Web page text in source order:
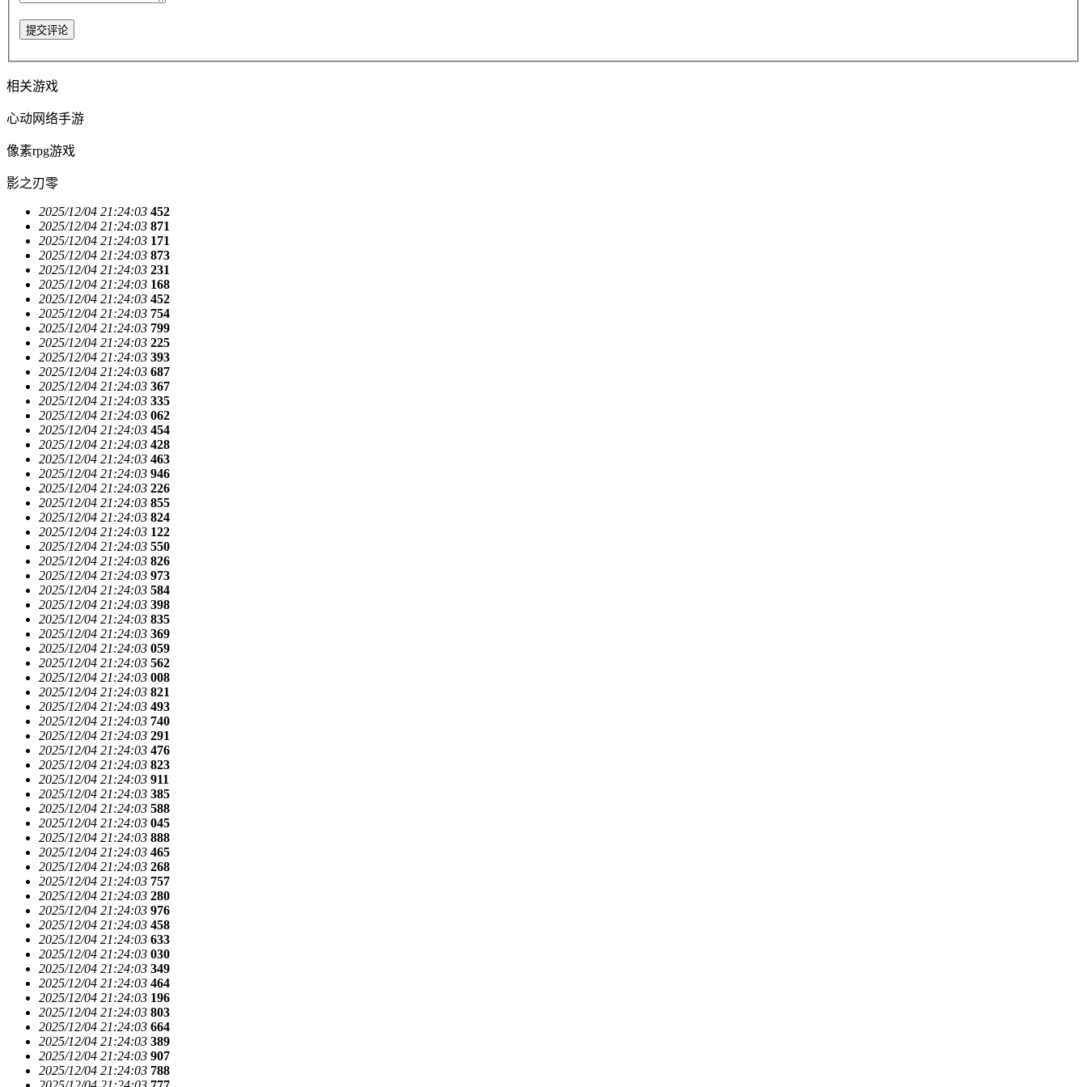
提交评论
相关游戏
心动网络手游
像素rpg游戏
影之刃零
2025/12/04 21:24:03 452
2025/12/04 21:24:03 871
2025/12/04 21:24:03 171
2025/12/04 21:24:03 873
2025/12/04 21:24:03 231
2025/12/04 21:24:03 168
2025/12/04 21:24:03 452
2025/12/04 21:24:03 754
2025/12/04 21:24:03 799
2025/12/04 21:24:03 225
2025/12/04 21:24:03 393
2025/12/04 21:24:03 687
2025/12/04 21:24:03 367
2025/12/04 21:24:03 335
2025/12/04 21:24:03 062
2025/12/04 21:24:03 454
2025/12/04 21:24:03 428
2025/12/04 21:24:03 463
2025/12/04 21:24:03 946
2025/12/04 21:24:03 226
2025/12/04 21:24:03 855
2025/12/04 21:24:03 824
2025/12/04 21:24:03 122
2025/12/04 21:24:03 550
2025/12/04 21:24:03 826
2025/12/04 21:24:03 973
2025/12/04 21:24:03 584
2025/12/04 21:24:03 398
2025/12/04 21:24:03 835
2025/12/04 21:24:03 369
2025/12/04 21:24:03 059
2025/12/04 21:24:03 562
2025/12/04 21:24:03 008
2025/12/04 21:24:03 821
2025/12/04 21:24:03 493
2025/12/04 21:24:03 740
2025/12/04 21:24:03 291
2025/12/04 21:24:03 476
2025/12/04 21:24:03 823
2025/12/04 21:24:03 911
2025/12/04 21:24:03 385
2025/12/04 21:24:03 588
2025/12/04 21:24:03 045
2025/12/04 21:24:03 888
2025/12/04 21:24:03 465
2025/12/04 21:24:03 268
2025/12/04 21:24:03 757
2025/12/04 21:24:03 280
2025/12/04 21:24:03 976
2025/12/04 21:24:03 458
2025/12/04 21:24:03 633
2025/12/04 21:24:03 030
2025/12/04 21:24:03 349
2025/12/04 21:24:03 464
2025/12/04 21:24:03 196
2025/12/04 21:24:03 803
2025/12/04 21:24:03 664
2025/12/04 21:24:03 389
2025/12/04 21:24:03 907
2025/12/04 21:24:03 788